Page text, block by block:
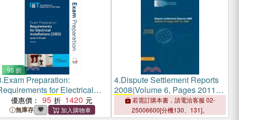
95 折
Exam Preparation:
for Electrical
Installations (2382 )：Level 3
Award
優惠價： 95 1420
無庫存
4.Dispute Settlement Reports
2008(Volume 6, Pages 2011-
2382)
若需訂購本書，請電洽客服 02-
25006600[分機130、131]。